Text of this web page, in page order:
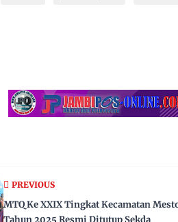
PREVIOUS
MTQ Ke XXIX Tingkat Kecamatan
Tahun 2025 Resmi Ditutup Sekda